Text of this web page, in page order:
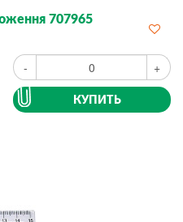
707965
- +
КУПИТЬ